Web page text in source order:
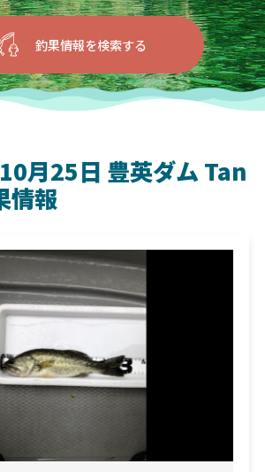
釣果情報を検索する
月25日 豊英ダム Tan
情報